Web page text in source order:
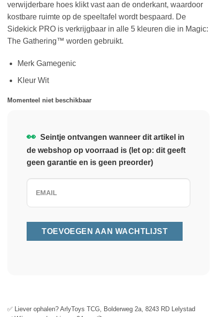
verwijderbare hoes klikt vast aan de onderkant, waardoor
kostbare ruimte op de speeltafel wordt bespaard. De
Sidekick PRO is verkrijgbaar in alle 5 kleuren die in Magic:
The Gathering™ worden gebruikt.
Merk Gamegenic
Kleur Wit
Momenteel niet beschikbaar
👀 Seintje ontvangen wanneer dit artikel in
de webshop op voorraad is (let op: dit geeft
geen garantie en is geen preorder)
✅ Liever ophalen? ArlyToys TCG, Bolderweg 2a, 8243 RD Lelystad